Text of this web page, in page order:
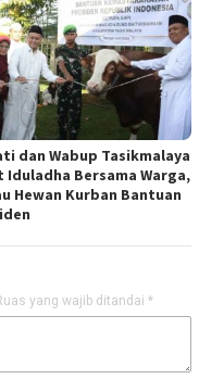
dan Wabup Tasikmalaya
Iduladha Bersama Warga,
Hewan Kurban Bantuan
yang wajib ditandai *